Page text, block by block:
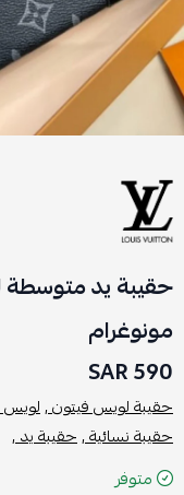
حقيبة يد
مونوغرام
590 SAR
حقيبة لويس فيتون ,لويس
حقيبة نسائية ,حقيبة يد ,
متوفر